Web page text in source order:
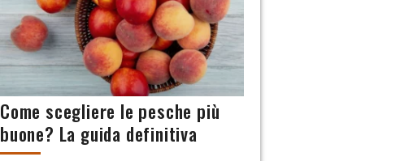
Come scegliere le pesche più
buone? La guida definitiva